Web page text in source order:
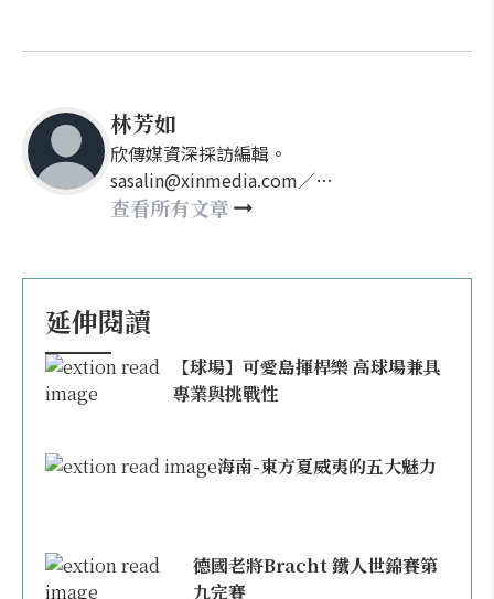
林芳如
欣傳媒資深採訪編輯。
sasalin@xinmedia.com／
happy21917@gmail.com
查看所有文章
延伸閱讀
【球場】可愛島揮桿樂 高球場兼具
專業與挑戰性
海南-東方夏威夷的五大魅力
德國老將Bracht 鐵人世錦賽第
九完賽